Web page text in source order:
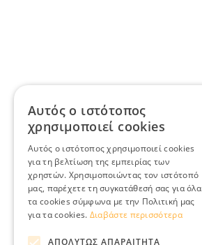
Αυτός ο ιστότοπος
χρησιμοποιεί cookies
Αυτός ο ιστότοπος χρησιμοποιεί cookies
για τη βελτίωση της εμπειρίας των
χρηστών. Χρησιμοποιώντας τον ιστότοπό
μας, παρέχετε τη συγκατάθεσή σας για όλα
τα cookies σύμφωνα με την Πολιτική μας
για τα cookies. Διαβάστε περισσότερα
ΑΠΟΛΎΤΩΣ ΑΠΑΡΑΊΤΗΤΑ